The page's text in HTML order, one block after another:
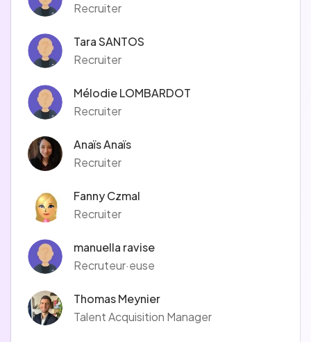
Recruiter
Tara SANTOS
Recruiter
Mélodie LOMBARDOT
Recruiter
Anaïs Anaïs
Recruiter
Fanny Czmal
Recruiter
manuella ravise
Recruteur·euse
Thomas Meynier
Talent Acquisition Manager